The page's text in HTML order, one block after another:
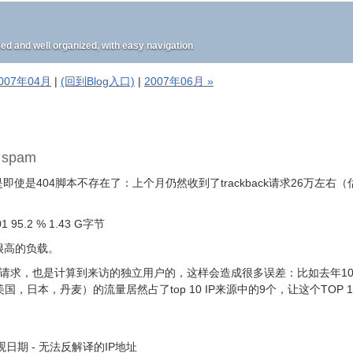
and well organized, with easy navigation
年04月 | (回到Blog入口) | 2007年06月 »
使是404脚本不存在了：上个月仍然收到了trackback请求26万左右（
95.2 % 1.43 G字节
的负载。
求，也是计算到来访的独立用户的，这样会造成很多误差：比如去年
，日本，丹麦）的流量居然占了top 10 IP来源中的9个，让这个TOP
日期 - 无法反解译的IP地址